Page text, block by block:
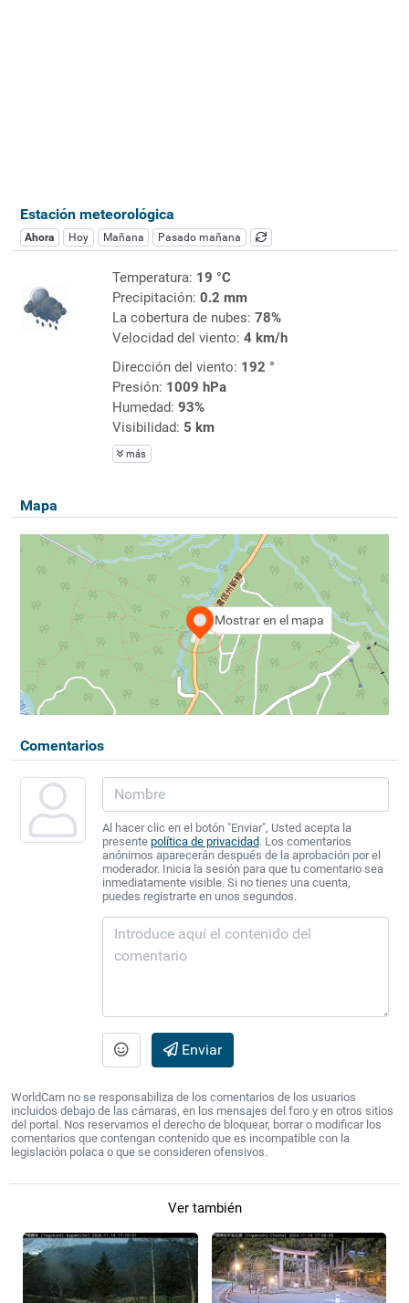
Estación meteorológica
Ahora Hoy Mañana Pasado mañana
Temperatura: 19 °C
Precipitación: 0.2 mm
La cobertura de nubes: 78%
Velocidad del viento: 4 km/h
Dirección del viento: 192 °
Presión: 1009 hPa
Humedad: 93%
Visibilidad: 5 km
más
Mapa
Mostrar en el mapa
Comentarios
Al hacer clic en el botón "Enviar", Usted acepta la
presente política de privacidad. Los comentarios
anónimos aparecerán después de la aprobación por el
moderador. Inicia la sesión para que tu comentario sea
inmediatamente visible. Si no tienes una cuenta,
puedes registrarte en unos segundos.
Enviar
WorldCam no se responsabiliza de los comentarios de los usuarios
incluidos debajo de las cámaras, en los mensajes del foro y en otros sitios
del portal. Nos reservamos el derecho de bloquear, borrar o modificar los
comentarios que contengan contenido que es incompatible con la
legislación polaca o que se consideren ofensivos.
Ver también